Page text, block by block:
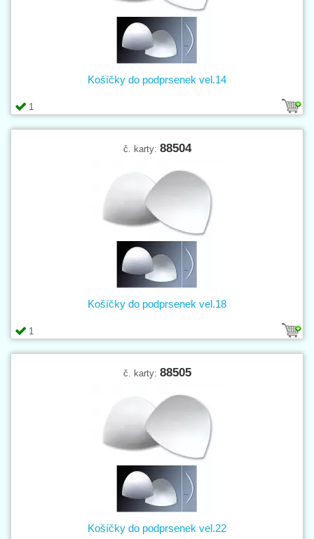
1
Košíčky do podprsenek vel.14
č. karty: 88504
1
Košíčky do podprsenek vel.18
č. karty: 88505
Košíčky do podprsenek vel.22